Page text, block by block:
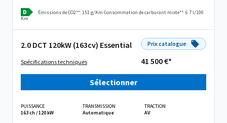
D Émissions de CO2**: 151 g/Km Consommation de carburant mixte**: 6.7 l/100
Km
2.0 DCT 120kW (163cv) Essential
Spécifications techniques
Prix catalogue
41 500 €*
Sélectionner
PUISSANCE
163 ch / 120 kW
TRANSMISSION
Automatique
TRACTION
AV